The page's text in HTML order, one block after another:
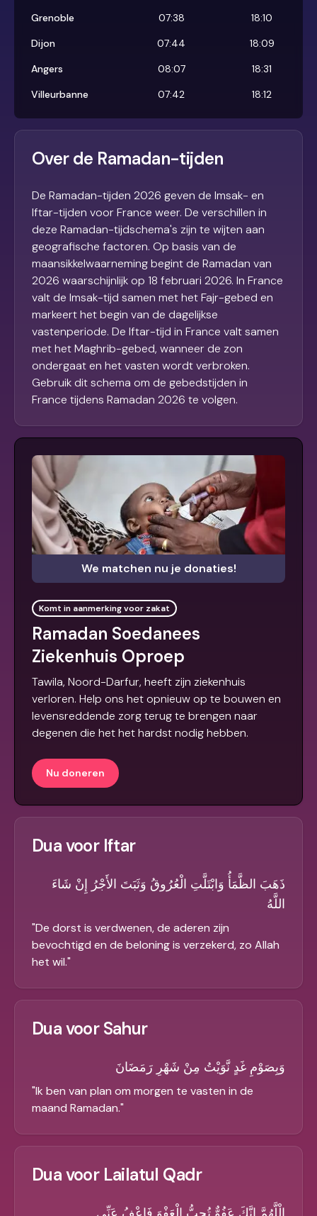
Grenoble
07:38
18:10
Dijon
07:44
18:09
Angers
08:07
18:31
Villeurbanne
07:42 18:12
Over de Ramadan-tijden
De Ramadan-tijden 2026 geven de Imsak- en
Iftar-tijden voor France weer. De verschillen in
deze Ramadan-tijdschema's zijn te wijten aan
geografische factoren. Op basis van de
maansikkelwaarneming begint de Ramadan van
2026 waarschijnlijk op 18 februari 2026. In France
valt de Imsak-tijd samen met het Fajr-gebed en
markeert het begin van de dagelijkse
vastenperiode. De Iftar-tijd in France valt samen
met het Maghrib-gebed, wanneer de zon
ondergaat en het vasten wordt verbroken.
Gebruik dit schema om de gebedstijden in
France tijdens Ramadan 2026 te volgen.
We matchen nu je donaties!
Komt in aanmerking voor zakat
Ramadan Soedanees
Ziekenhuis Oproep
Tawila, Noord-Darfur, heeft zijn ziekenhuis
verloren. Help ons het opnieuw op te bouwen en
levensreddende zorg terug te brengen naar
degenen die het het hardst nodig hebben.
Nu doneren
Dua voor Iftar
ذَهَبَ الظَّمَأُ وَابْتَلَّتِ الْعُرُوقُ وَثَبَتَ الأَجْرُ إِنْ شَاءَ
اللَّهُ
"De dorst is verdwenen, de aderen zijn
bevochtigd en de beloning is verzekerd, zo Allah
het wil."
Dua voor Sahur
وَبِصَوْمِ غَدٍ نَّوَيْتُ مِنْ شَهْرِ رَمَضَانَ
"Ik ben van plan om morgen te vasten in de
maand Ramadan."
Dua voor Lailatul Qadr